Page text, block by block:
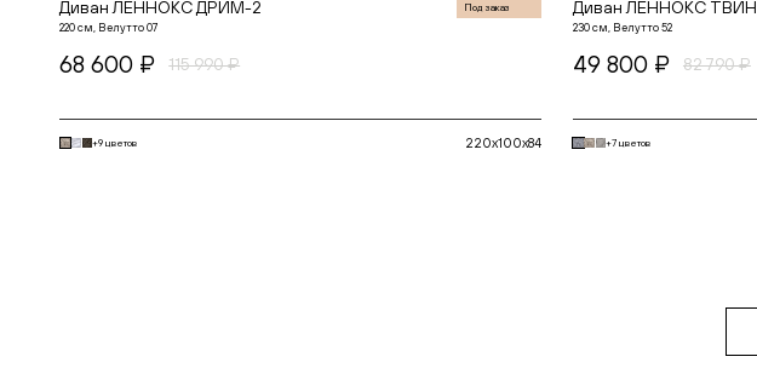
Диван ЛЕННОКС ДРИМ-2 Под заказ
220 см, Велутто 07
68 600 ₽ 115 990 ₽
+9 цветов 220x100x84
Диван ЛЕННОКС ТВИН
230 см, Велутто 52
49 800 ₽ 82 790 ₽
+7 цветов